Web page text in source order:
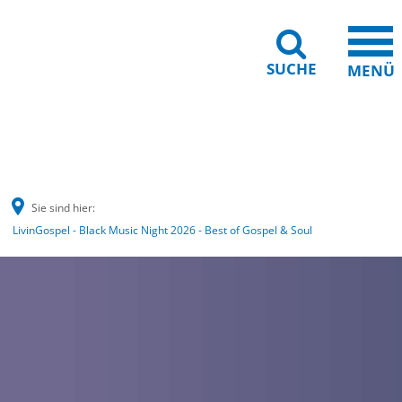
SUCHE MENÜ
Sie sind hier:
LivinGospel - Black Music Night 2026 - Best of Gospel & Soul